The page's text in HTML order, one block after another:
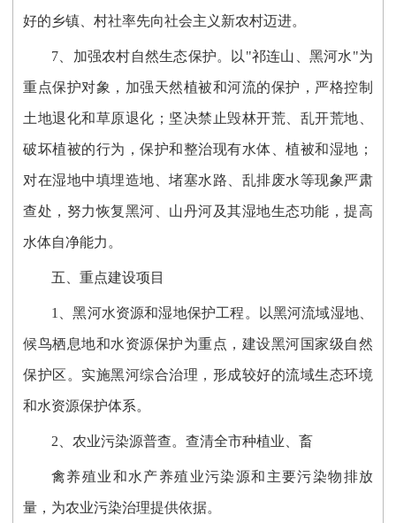
好的乡镇、村社率先向社会主义新农村迈进。
7、加强农村自然生态保护。以"祁连山、黑河水"为
重点保护对象，加强天然植被和河流的保护，严格控制
土地退化和草原退化；坚决禁止毁林开荒、乱开荒地、
破坏植被的行为，保护和整治现有水体、植被和湿地；
对在湿地中填埋造地、堵塞水路、乱排废水等现象严肃
查处，努力恢复黑河、山丹河及其湿地生态功能，提高
水体自净能力。
五、重点建设项目
1、黑河水资源和湿地保护工程。以黑河流域湿地、
候鸟栖息地和水资源保护为重点，建设黑河国家级自然
保护区。实施黑河综合治理，形成较好的流域生态环境
和水资源保护体系。
2、农业污染源普查。查清全市种植业、畜
禽养殖业和水产养殖业污染源和主要污染物排放
量，为农业污染治理提供依据。